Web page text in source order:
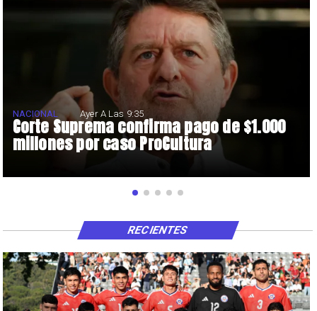
Corte Suprema confirma pago de $1.000
millones por caso ProCultura
NACIONAL Ayer A Las 9:35
RECIENTES